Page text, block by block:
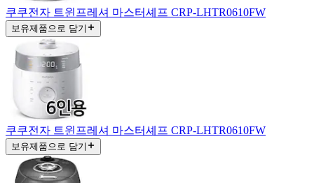
쿠쿠전자 트윈프레셔 마스터셰프 CRP-LHTR0610FW
보유제품으로 담기
쿠쿠전자 트윈프레셔 마스터셰프 CRP-LHTR0610FW
보유제품으로 담기